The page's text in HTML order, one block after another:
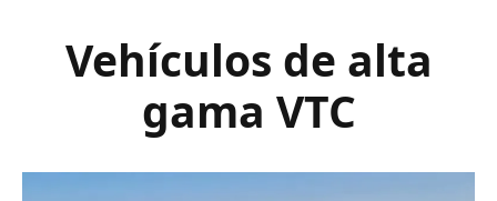
Vehículos de alta
gama VTC